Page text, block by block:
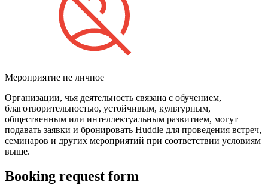
Мероприятие не личное
Организации, чья деятельность связана с обучением,
благотворительностью, устойчивым, культурным,
общественным или интеллектуальным развитием, могут
подавать заявки и бронировать Huddle для проведения встреч,
семинаров и других мероприятий при соответствии условиям
выше.
Booking request form